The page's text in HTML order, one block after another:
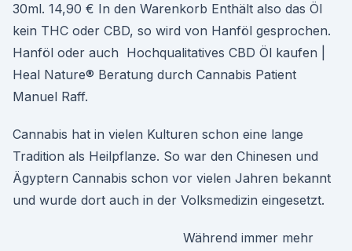
30ml. 14,90 € In den Warenkorb Enthält also das Öl
kein THC oder CBD, so wird von Hanföl gesprochen.
Hanföl oder auch Hochqualitatives CBD Öl kaufen |
Heal Nature® Beratung durch Cannabis Patient
Manuel Raff.
Cannabis hat in vielen Kulturen schon eine lange
Tradition als Heilpflanze. So war den Chinesen und
Ägyptern Cannabis schon vor vielen Jahren bekannt
und wurde dort auch in der Volksmedizin eingesetzt.
Während immer mehr